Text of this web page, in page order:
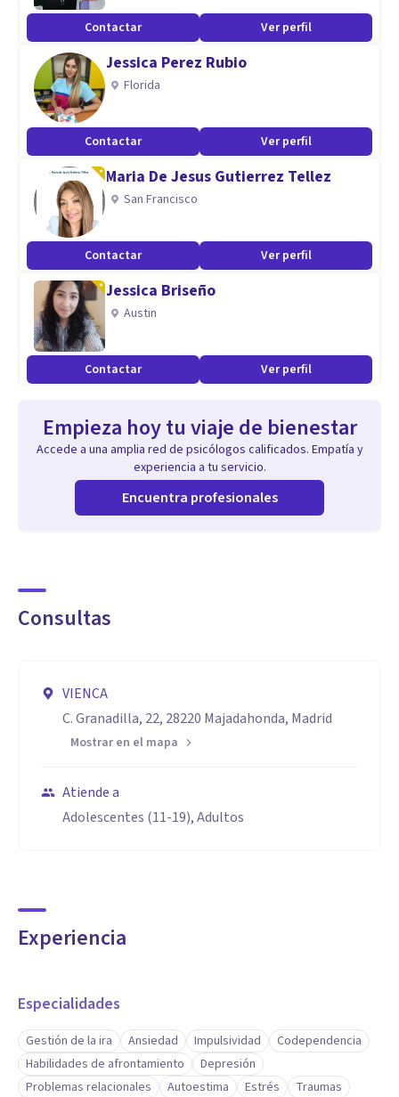
Te acompaño en mi terapia online y presencial en
Majadahonda (Madrid)
Contactar Ver perfil
Jessica Perez Rubio
Florida
Contactar Ver perfil
Maria De Jesus Gutierrez Tellez
San Francisco
Contactar Ver perfil
Jessica Briseño
Austin
Contactar Ver perfil
Empieza hoy tu viaje de bienestar
Accede a una amplia red de psicólogos calificados. Empatía y
experiencia a tu servicio.
Encuentra profesionales
Consultas
VIENCA
C. Granadilla, 22, 28220 Majadahonda, Madrid
Mostrar en el mapa
Atiende a
Adolescentes (11-19), Adultos
Experiencia
Especialidades
Gestión de la ira Ansiedad Impulsividad
Codependencia
Habilidades de afrontamiento
Depresión
Problemas relacionales
Autoestima Estrés Traumas